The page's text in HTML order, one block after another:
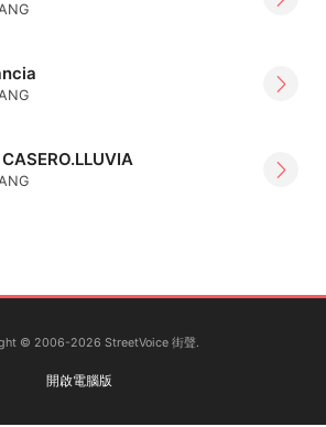
© 2006-2026 StreetVoice 街聲.
開啟電腦版